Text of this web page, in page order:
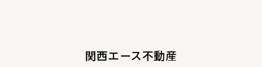
関西エース不動産